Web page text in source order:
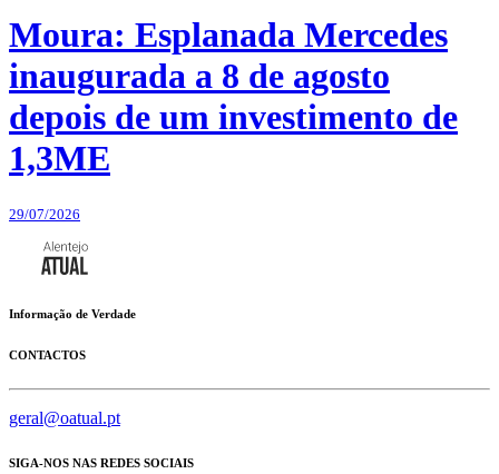
Moura: Esplanada Mercedes
inaugurada a 8 de agosto
depois de um investimento de
1,3ME
29/07/2026
Informação de Verdade
CONTACTOS
geral@oatual.pt
SIGA-NOS NAS REDES SOCIAIS